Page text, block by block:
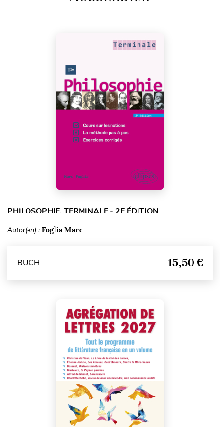
PHILOSOPHIE. TERMINALE - 2E ÉDITION
Autor(en) : Foglia Marc
BUCH 15,50 €